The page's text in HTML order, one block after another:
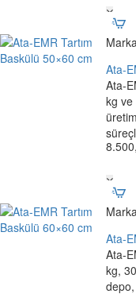
EMR
60×70
cm
Ata-
Ata-
kg
EMR
Tartım
cm
Ata-
Ata-
kg,